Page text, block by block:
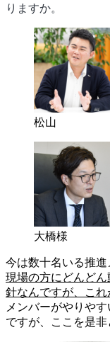
りますか。
松山
大橋様
今は数十名いる推進
現場の方にどんど
針なんですが、こ
メンバーがやりや
ですが、ここを是非